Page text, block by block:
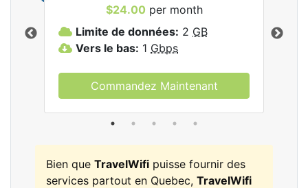
$24.00 per month
Limite de données: 2 GB
Vers le bas: 1 Gbps
Commandez Maintenant
Bien que TravelWifi puisse fournir des
services partout en Quebec, TravelWifi